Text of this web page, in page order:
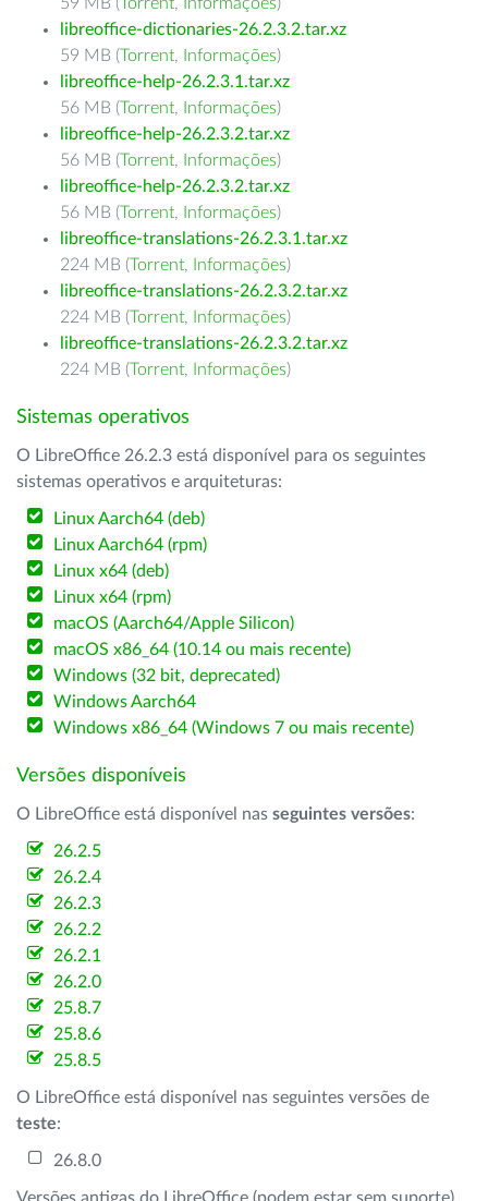
libreoffice-dictionaries-26.2.3.2.tar.xz
59 MB (Torrent, Informações)
libreoffice-help-26.2.3.1.tar.xz
56 MB (Torrent, Informações)
libreoffice-help-26.2.3.2.tar.xz
56 MB (Torrent, Informações)
libreoffice-help-26.2.3.2.tar.xz
56 MB (Torrent, Informações)
libreoffice-translations-26.2.3.1.tar.xz
224 MB (Torrent, Informações)
libreoffice-translations-26.2.3.2.tar.xz
224 MB (Torrent, Informações)
libreoffice-translations-26.2.3.2.tar.xz
224 MB (Torrent, Informações)
Sistemas operativos
O LibreOffice 26.2.3 está disponível para os seguintes
sistemas operativos e arquiteturas:
Linux Aarch64 (deb)
Linux Aarch64 (rpm)
Linux x64 (deb)
Linux x64 (rpm)
macOS (Aarch64/Apple Silicon)
macOS x86_64 (10.14 ou mais recente)
Windows (32 bit, deprecated)
Windows Aarch64
Windows x86_64 (Windows 7 ou mais recente)
Versões disponíveis
O LibreOffice está disponível nas seguintes versões:
26.2.5
26.2.4
26.2.3
26.2.2
26.2.1
26.2.0
25.8.7
25.8.6
25.8.5
O LibreOffice está disponível nas seguintes versões de
teste:
26.8.0